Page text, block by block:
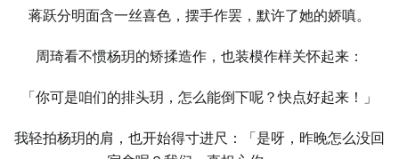
蒋跃分明面含一丝喜色，摆手作罢，默许了她的娇嗔。
周琦看不惯杨玥的矫揉造作，也装模作样关怀起来：
「你可是咱们的排头玥，怎么能倒下呢？快点好起来！」
我轻拍杨玥的肩，也开始得寸进尺：「是呀，昨晚怎么没回